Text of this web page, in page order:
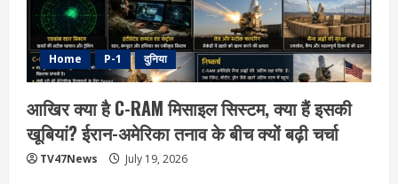
Home P-1 दुनिया
आखिर क्या है C-RAM मिसाइल सिस्टम, क्या हैं इसकी
खूबियां? ईरान-अमेरिका तनाव के बीच क्यों बढ़ी चर्चा
TV47News July 19, 2026